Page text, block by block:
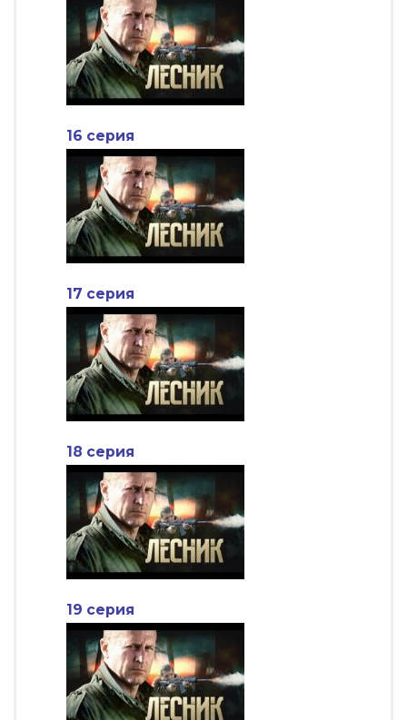
16 серия
17 серия
18 серия
19 серия